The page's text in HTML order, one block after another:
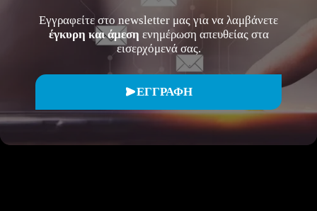
Εγγραφείτε στο newsletter μας για να λαμβάνετε
έγκυρη και άμεση ενημέρωση απευθείας στα
εισερχόμενά σας.
ΕΓΓΡΑΦΗ